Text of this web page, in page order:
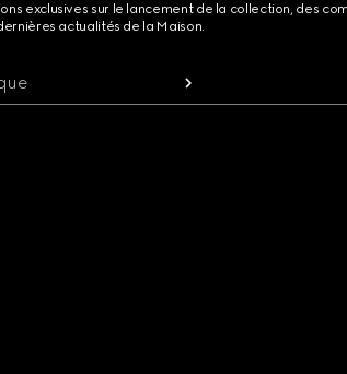
exclusives sur le lancement de la collection, des
actualités de la Maison.